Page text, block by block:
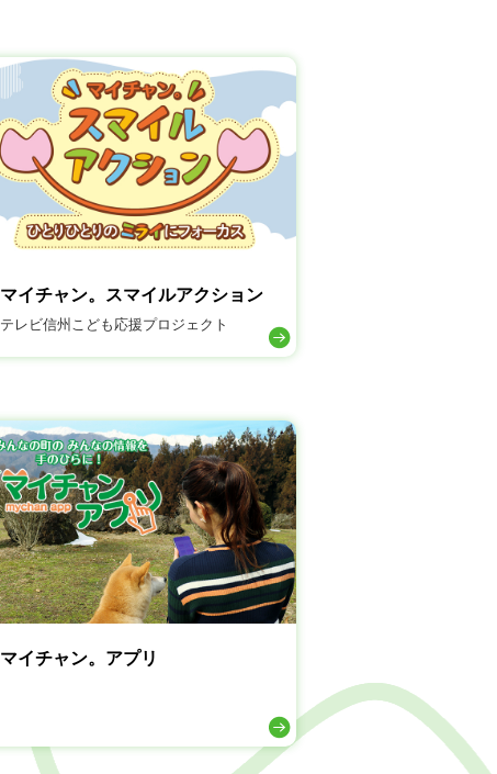
マイチャン。スマイルアクション
テレビ信州こども応援プロジェクト
マイチャン。アプリ